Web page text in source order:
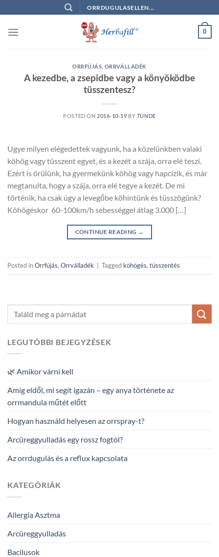
to
content
ORRDUGULASELLEN...
0
ORRFÚJÁS ORRVÁLLADÉK
A kezedbe, a zsepidbe vagy a könyöködbe
tüsszentesz?
POSTED ON 2016-10-19 BY TÜNDE
Ugye milyen elégedettek vagyunk, ha a közelünkben valaki
köhög vagy tüsszent egyet, és a kezét a szája, orra elé teszi.
Ezért is örülünk, ha gyermekünk köhög vagy hapcizik, és már
megtanulta, hogy a szája, orra elé tegye a kezét. De mi
történik, ha csak úgy a levegőbe köhintünk és tüsszögünk?
Köhögéskor 60-100km/h sebességgel átlag 3.000 […]
CONTINUE READING →
Posted inOrrfújás, Orrválladék Tagged köhögés, tüsszentés
LEGUTÓBBI BEJEGYZÉSEK
🌿 Amikor várni kell
Amíg eldől, mi segít igazán – egy anya története az
orrmandula műtét előtt
Hogyan használd helyesen az orrspray-t?
Arcüreggyulladás egy rossz fogtól?
Az orrdugulás és a reflux kapcsolata
KATEGÓRIÁK
Allergia Asztma
Arcüreggyulladás
Bacilusok